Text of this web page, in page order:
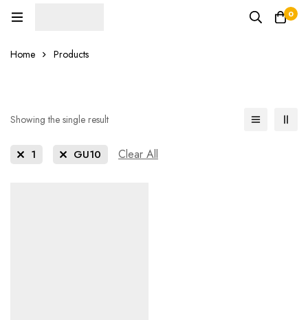
0
Home Products
Showing the single result
1 GU10 Clear All